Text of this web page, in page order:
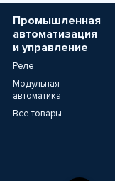
Промышленная
автоматизация
и управление
Реле
Модульная
автоматика
Все товары